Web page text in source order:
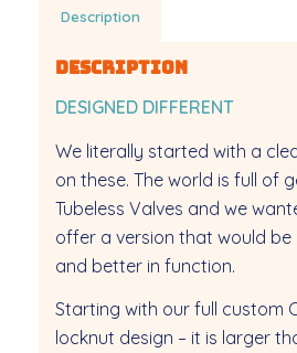
Description
Description
DESIGNED DIFFERENT
We literally started with a
on these. The world is full of
Tubeless Valves and we
offer a version that would
and better in function.
Starting with our full custom
locknut design – it is larger